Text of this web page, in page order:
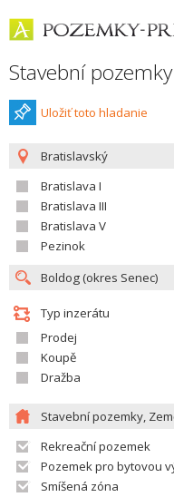
Stavební
Uložiť toto hladanie
Bratislavský
Bratislava I
Bratislava III
Bratislava V
Pezinok
Typ inzerátu
Prodej
Koupě
Dražba
Stavební pozemky,
Rekreační pozemek
Pozemek pro bytovou
Smíšená zóna